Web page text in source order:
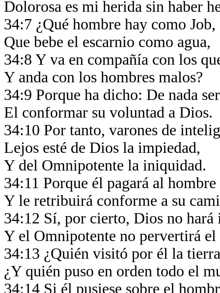
Dolorosa es mi herida sin haber
34:7 ¿Qué hombre hay como Job,
Que bebe el escarnio como agua,
34:8 Y va en compañía con los
Y anda con los hombres malos?
34:9 Porque ha dicho: De nada
El conformar su voluntad a Dios.
34:10 Por tanto, varones de
Lejos esté de Dios la impiedad,
Y del Omnipotente la iniquidad.
34:11 Porque él pagará al
Y le retribuirá conforme a su
34:12 Sí, por cierto, Dios no
Y el Omnipotente no pervertirá
34:13 ¿Quién visitó por él la
¿Y quién puso en orden todo el
34:14 Si él pusiese sobre el